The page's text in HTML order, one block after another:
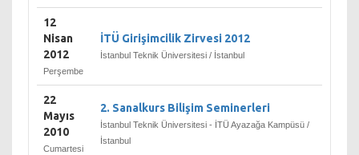
12
Nisan
2012
Perşembe
İTÜ Girişimcilik Zirvesi 2012
İstanbul Teknik Üniversitesi / İstanbul
22
Mayıs
2010
Cumartesi
2. Sanalkurs Bilişim Seminerleri
İstanbul Teknik Üniversitesi - İTÜ Ayazağa Kampüsü /
İstanbul